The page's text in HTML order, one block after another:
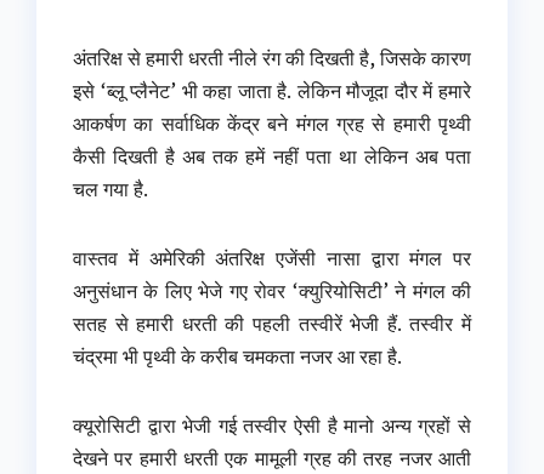
अंतरिक्ष से हमारी धरती नीले रंग की दिखती है, जिसके कारण
इसे ‘ब्लू प्लैनेट’ भी कहा जाता है. लेकिन मौजूदा दौर में हमारे
आकर्षण का सर्वाधिक केंद्र बने मंगल ग्रह से हमारी पृथ्वी
कैसी दिखती है अब तक हमें नहीं पता था लेकिन अब पता
चल गया है.
वास्तव में अमेरिकी अंतरिक्ष एजेंसी नासा द्वारा मंगल पर
अनुसंधान के लिए भेजे गए रोवर ‘क्युरियोसिटी’ ने मंगल की
सतह से हमारी धरती की पहली तस्वीरें भेजी हैं. तस्वीर में
चंद्रमा भी पृथ्वी के करीब चमकता नजर आ रहा है.
क्यूरोसिटी द्वारा भेजी गई तस्वीर ऐसी है मानो अन्य ग्रहों से
देखने पर हमारी धरती एक मामूली ग्रह की तरह नजर आती